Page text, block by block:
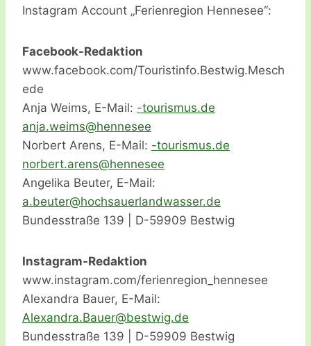
Instagram Account „Ferienregion Hennesee“:
Facebook-Redaktion
www.facebook.com/Touristinfo.Bestwig.Mesch
ede
Anja Weims, E-Mail:
ed.su
msiru
ot-
ee
senne
h@smi
ew.aj
na
Norbert Arens, E-Mail:
ed.su
msiru
ot-
ee
senne
h@sne
ra.tr
ebron
Angelika Beuter, E-Mail:
ed.re
ssawd
nalre
uashc
oh@re
tueb.
a
Bundesstraße 139 | D-59909 Bestwig
Instagram-Redaktion
www.instagram.com/ferienregion_hennesee
Alexandra Bauer, E-Mail:
ed.gi
wtseb
@reua
B.ard
naxel
A
Bundesstraße 139 | D-59909 Bestwig